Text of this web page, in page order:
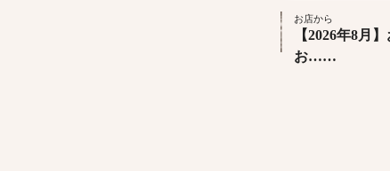
お店から
【2026年8月
お……